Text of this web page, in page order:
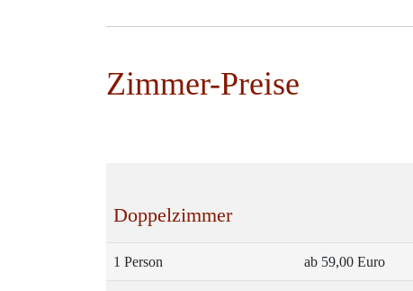
Zimmer-Preise
Doppelzimmer
1 Person ab 59,00 Euro